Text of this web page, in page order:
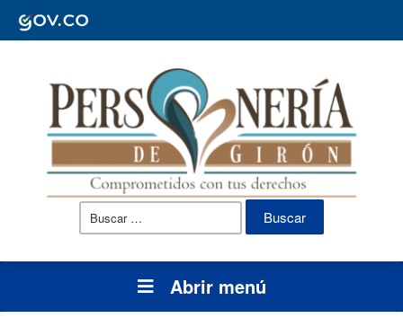
Buscar:
Abrir menú